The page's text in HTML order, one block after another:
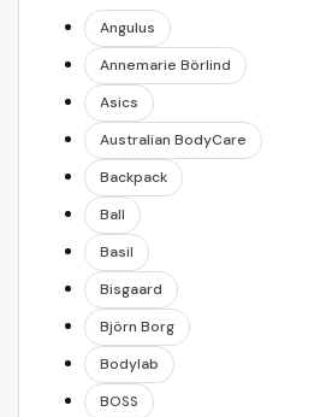
Angulus
Annemarie Börlind
Asics
Australian BodyCare
Backpack
Ball
Basil
Bisgaard
Björn Borg
Bodylab
BOSS